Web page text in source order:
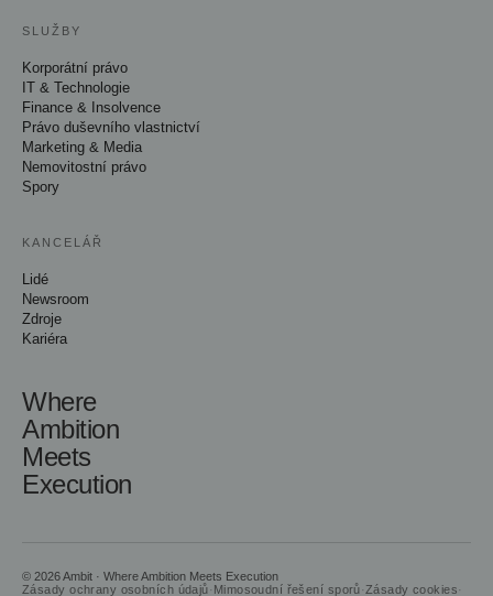
SLUŽBY
Korporátní právo
IT & Technologie
Finance & Insolvence
Právo duševního vlastnictví
Marketing & Media
Nemovitostní právo
Spory
KANCELÁŘ
Lidé
Newsroom
Zdroje
Kariéra
Where
Ambition
Meets
Execution
© 2026 Ambit · Where Ambition Meets Execution
Zásady ochrany osobních údajů· Mimosoudní řešení sporů· Zásady cookies·